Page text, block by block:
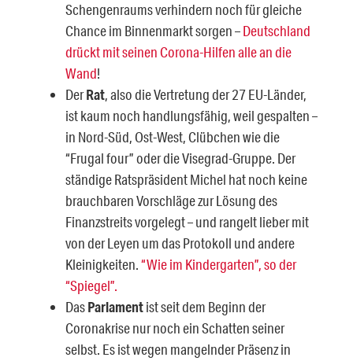
Schengenraums verhindern noch für gleiche
Chance im Binnenmarkt sorgen –Deutschland
drückt mit seinen Corona-Hilfen alle an die
Wand!
DerRat, also die Vertretung der 27 EU-Länder,
ist kaum noch handlungsfähig, weil gespalten –
in Nord-Süd, Ost-West, Clübchen wie die
“Frugal four” oder die Visegrad-Gruppe. Der
ständige Ratspräsident Michel hat noch keine
brauchbaren Vorschläge zur Lösung des
Finanzstreits vorgelegt – und rangelt lieber mit
von der Leyen um das Protokoll und andere
Kleinigkeiten.“Wie im Kindergarten”, so der
“Spiegel”.
DasParlamentist seit dem Beginn der
Coronakrise nur noch ein Schatten seiner
selbst. Es ist wegen mangelnder Präsenz in